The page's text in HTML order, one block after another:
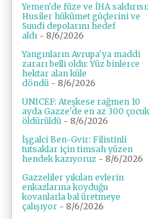
Yemen'de füze ve İHA saldırısı:
Husiler hükümet güçlerini ve
Suudi depolarını hedef
aldı - 8/6/2026
Yangınların Avrupa'ya maddi
zararı belli oldu: Yüz binlerce
hektar alan küle
döndü - 8/6/2026
UNICEF: Ateşkese rağmen 10
ayda Gazze'de en az 300 çocuk
öldürüldü - 8/6/2026
İşgalci Ben-Gvir: Filistinli
tutsaklar için timsah yüzen
hendek kazıyoruz - 8/6/2026
Gazzeliler yıkılan evlerin
enkazlarına koyduğu
kovanlarla bal üretmeye
çalışıyor - 8/6/2026